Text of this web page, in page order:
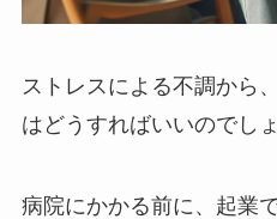
ストレスによる不調から
はどうすればいいのでし
病院にかかる前に、起業